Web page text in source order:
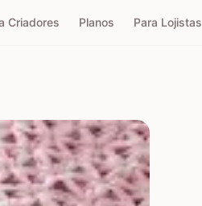
Criadores Planos Para Lojistas